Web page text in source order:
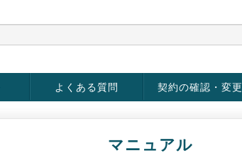
よくある質問 契約の確認・変更
マニュアル